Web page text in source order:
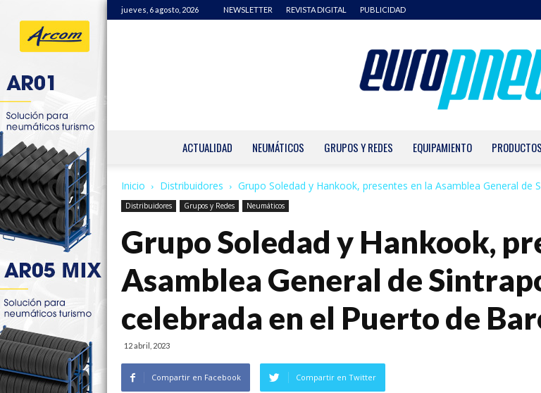
jueves, 6 agosto, 2026 NEWSLETTER REVISTA DIGITAL PUBLICIDAD
ACTUALIDAD NEUMÁTICOS GRUPOS Y REDES EQUIPAMIENTO PRODUCTOS
Inicio Distribuidores Grupo Soledad y Hankook, presentes en la Asamblea General de
Distribuidores Grupos y Redes Neumáticos
Grupo Soledad y Hankook,
Asamblea General de
celebrada en el Puerto de
12 abril, 2023
Compartir en Facebook Compartir en Twitter